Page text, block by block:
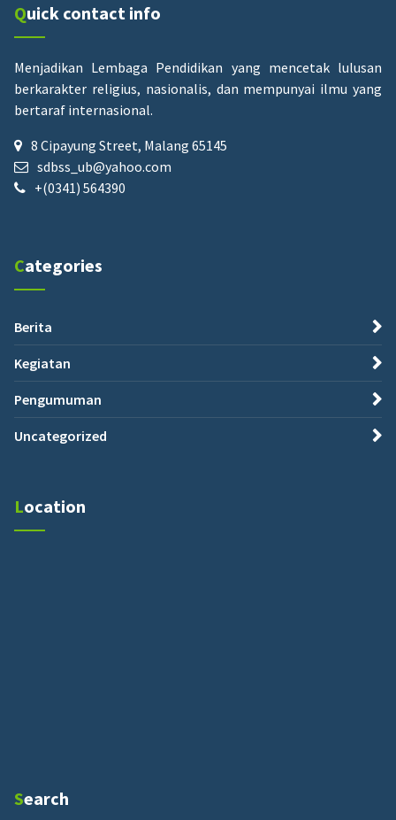
Quick contact info
Menjadikan Lembaga Pendidikan yang mencetak lulusan
berkarakter religius, nasionalis, dan mempunyai ilmu yang
bertaraf internasional.
8 Cipayung Street, Malang 65145
sdbss_ub@yahoo.com
+(0341) 564390
Categories
Berita
Kegiatan
Pengumuman
Uncategorized
Location
Search